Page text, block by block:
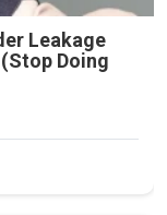
Leakage
Doing